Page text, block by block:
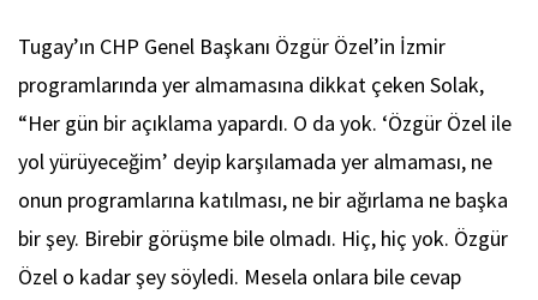
Tugay’ın CHP Genel Başkanı Özgür Özel’in İzmir
programlarında yer almamasına dikkat çeken Solak,
“Her gün bir açıklama yapardı. O da yok. ‘Özgür Özel ile
yol yürüyeceğim’ deyip karşılamada yer almaması, ne
onun programlarına katılması, ne bir ağırlama ne başka
bir şey. Birebir görüşme bile olmadı. Hiç, hiç yok. Özgür
Özel o kadar şey söyledi. Mesela onlara bile cevap